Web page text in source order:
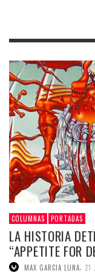
COLUMNAS PORTADAS
LA HISTORIA
“APPETITE FOR
MAX GARCIA LUNA 21